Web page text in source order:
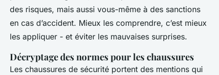
des risques, mais aussi vous-même à des sanctions
en cas d’accident. Mieux les comprendre, c’est mieux
les appliquer - et éviter les mauvaises surprises.
Décryptage des normes pour les chaussures
Les chaussures de sécurité portent des mentions qui